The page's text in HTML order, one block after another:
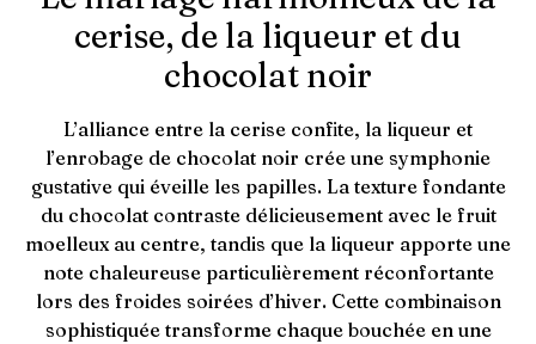
cerise, de la liqueur et du
chocolat noir
L’alliance entre la cerise confite, la liqueur et
l’enrobage de chocolat noir crée une symphonie
gustative qui éveille les papilles. La texture fondante
du chocolat contraste délicieusement avec le fruit
moelleux au centre, tandis que la liqueur apporte une
note chaleureuse particulièrement réconfortante
lors des froides soirées d’hiver. Cette combinaison
sophistiquée transforme chaque bouchée en une